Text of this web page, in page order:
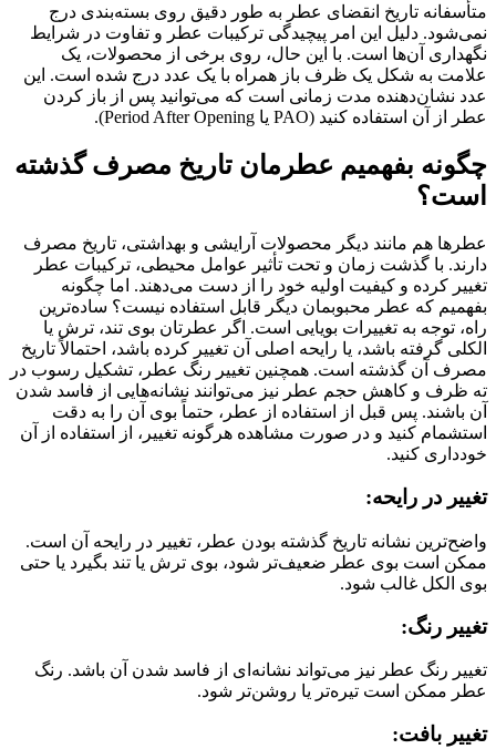
متأسفانه تاریخ انقضای عطر به طور دقیق روی بسته‌بندی درج
نمی‌شود. دلیل این امر پیچیدگی ترکیبات عطر و تفاوت در شرایط
نگهداری آن‌ها است. با این حال، روی برخی از محصولات، یک
علامت به شکل یک ظرف باز همراه با یک عدد درج شده است. این
عدد نشان‌دهنده مدت زمانی است که می‌توانید پس از باز کردن
عطر از آن استفاده کنید (PAO یا Period After Opening).
چگونه بفهمیم عطرمان تاریخ مصرف گذشته
است؟
عطرها هم مانند دیگر محصولات آرایشی و بهداشتی، تاریخ مصرف
دارند. با گذشت زمان و تحت تأثیر عوامل محیطی، ترکیبات عطر
تغییر کرده و کیفیت اولیه خود را از دست می‌دهند. اما چگونه
بفهمیم که عطر محبوبمان دیگر قابل استفاده نیست؟ ساده‌ترین
راه، توجه به تغییرات بویایی است. اگر عطرتان بوی تند، ترش یا
الکلی گرفته باشد، یا رایحه اصلی آن تغییر کرده باشد، احتمالاً تاریخ
مصرف آن گذشته است. همچنین تغییر رنگ عطر، تشکیل رسوب در
ته ظرف و کاهش حجم عطر نیز می‌توانند نشانه‌هایی از فاسد شدن
آن باشند. پس قبل از استفاده از عطر، حتماً بوی آن را به دقت
استشمام کنید و در صورت مشاهده هرگونه تغییر، از استفاده از آن
خودداری کنید.
تغییر در رایحه:
واضح‌ترین نشانه تاریخ گذشته بودن عطر، تغییر در رایحه آن است.
ممکن است بوی عطر ضعیف‌تر شود، بوی ترش یا تند بگیرد یا حتی
بوی الکل غالب شود.
تغییر رنگ:
تغییر رنگ عطر نیز می‌تواند نشانه‌ای از فاسد شدن آن باشد. رنگ
عطر ممکن است تیره‌تر یا روشن‌تر شود.
تغییر بافت: